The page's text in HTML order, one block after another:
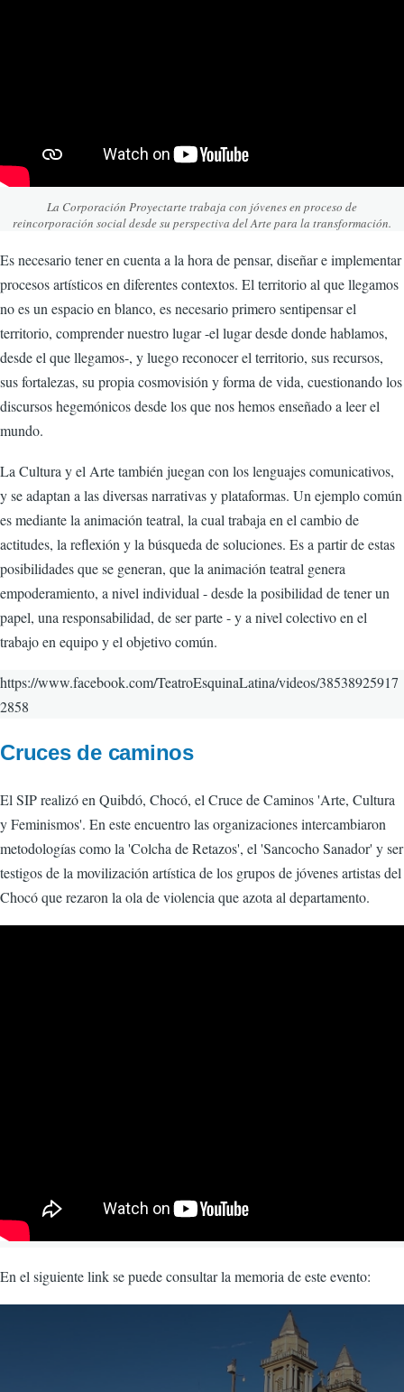
La Corporación Proyectarte trabaja con jóvenes en proceso de
reincorporación social desde su perspectiva del Arte para la transformación.
Es necesario tener en cuenta a la hora de pensar, diseñar e implementar
procesos artísticos en diferentes contextos. El territorio al que llegamos
no es un espacio en blanco, es necesario primero sentipensar el
territorio, comprender nuestro lugar -el lugar desde donde hablamos,
desde el que llegamos-, y luego reconocer el territorio, sus recursos,
sus fortalezas, su propia cosmovisión y forma de vida, cuestionando los
discursos hegemónicos desde los que nos hemos enseñado a leer el
mundo.
La Cultura y el Arte también juegan con los lenguajes comunicativos,
y se adaptan a las diversas narrativas y plataformas. Un ejemplo común
es mediante la animación teatral, la cual trabaja en el cambio de
actitudes, la reflexión y la búsqueda de soluciones. Es a partir de estas
posibilidades que se generan, que la animación teatral genera
empoderamiento, a nivel individual - desde la posibilidad de tener un
papel, una responsabilidad, de ser parte - y a nivel colectivo en el
trabajo en equipo y el objetivo común.
https://www.facebook.com/TeatroEsquinaLatina/videos/38538925917
2858
Cruces de caminos
El SIP realizó en Quibdó, Chocó, el Cruce de Caminos 'Arte, Cultura
y Feminismos'. En este encuentro las organizaciones intercambiaron
metodologías como la 'Colcha de Retazos', el 'Sancocho Sanador' y ser
testigos de la movilización artística de los grupos de jóvenes artistas del
Chocó que rezaron la ola de violencia que azota al departamento.
En el siguiente link se puede consultar la memoria de este evento: